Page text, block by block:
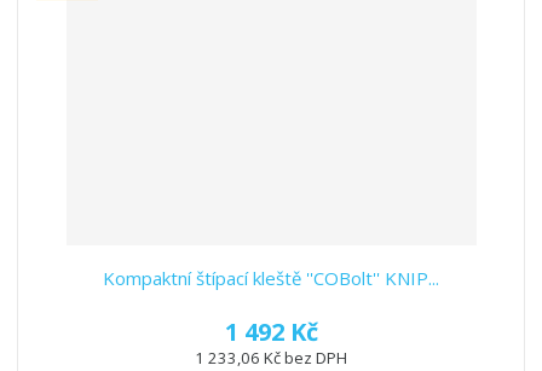
Kompaktní štípací kleště ''COBolt'' KNIP...
1 492 Kč
1 233,06 Kč bez DPH